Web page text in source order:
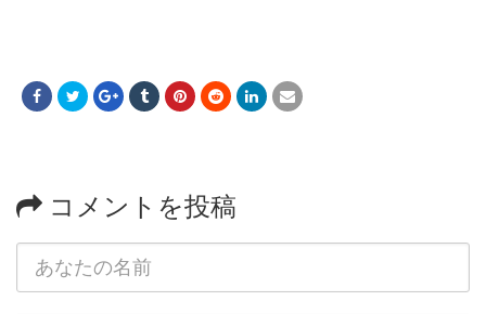
コメントを投稿